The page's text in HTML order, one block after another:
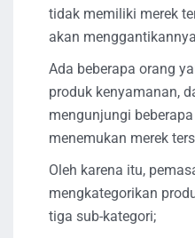
tidak memiliki merek
akan
Ada beberapa orang
produk kenyamanan,
mengunjungi
menemukan merek
Oleh karena itu,
mengkategorikan
tiga sub-kategori;